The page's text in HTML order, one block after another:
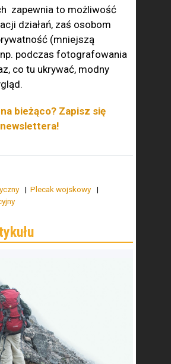
zapewnia to możliwość
działań, zaś osobom
(mniejszą
podczas fotografowania
co tu ukrywać, modny
bieżąco? Zapisz się
Plecak wojskowy